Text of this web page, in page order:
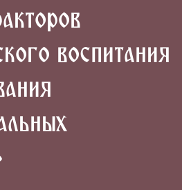
воспитания